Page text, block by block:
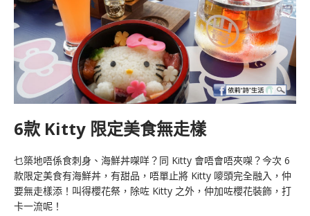
6款 Kitty 限定美食無走樣
乜築地唔係食刺身、海鮮丼㗎咩？同 Kitty 會唔會唔夾㗎？今次 6
款限定美食有海鮮丼，有甜品，唔單止將 Kitty 嘜頭完全融入，仲
要無走樣添！叫得櫻花祭，除咗 Kitty 之外，仲加咗櫻花裝飾，打
卡一流呢！